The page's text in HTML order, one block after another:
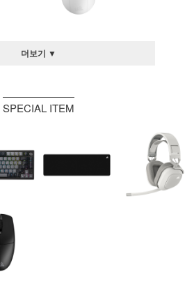
더보기 ▼
SPECIAL ITEM